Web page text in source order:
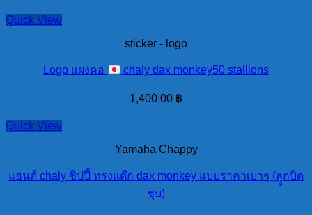
Quick View
sticker - logo
Logo แผงคอ chaly dax monkey50 stallions
1,400.00 ฿
Quick View
Yamaha Chappy
แฮนด์ chaly ชิปปี้ ทรงแด๊ก dax monkey แบบราคาเบาๆ (ลุูกบิด
ชุบ)